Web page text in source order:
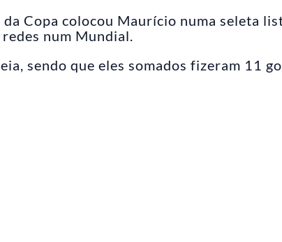
da Copa colocou Maurício numa seleta
num Mundial.
sendo que eles somados fizeram 11